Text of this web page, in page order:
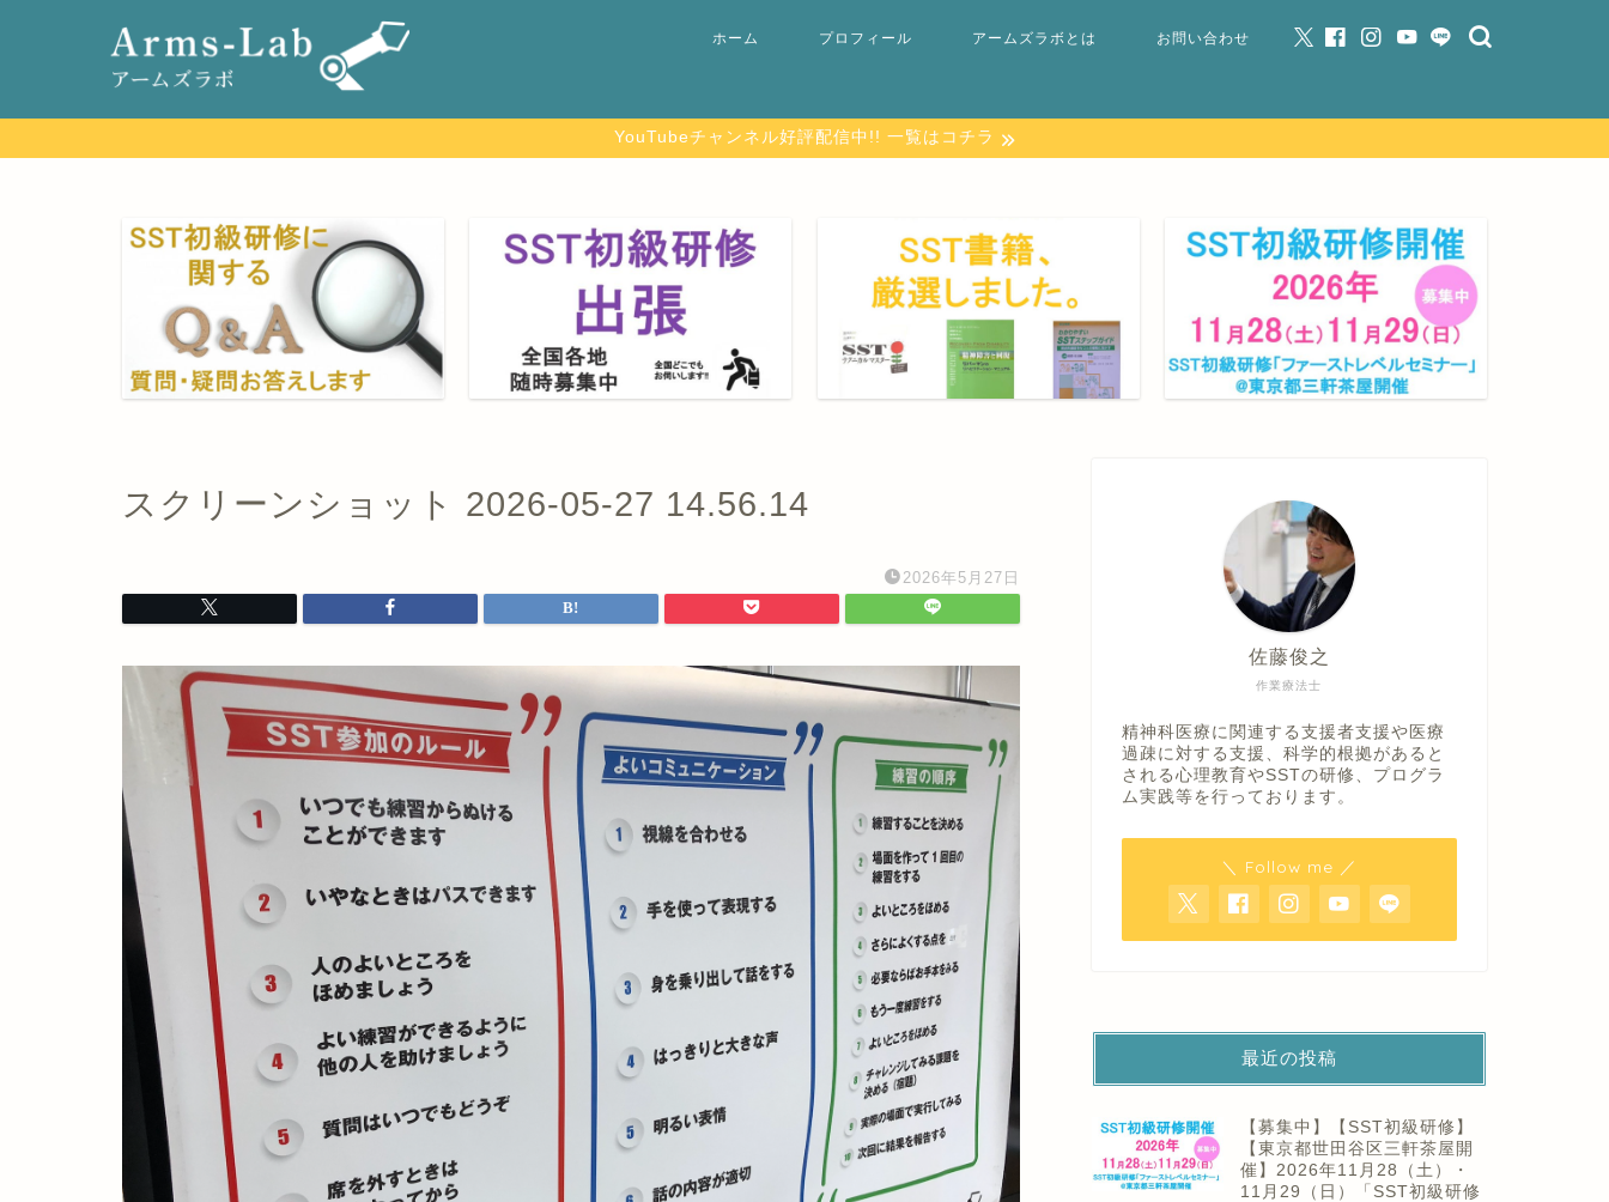
ホーム プロフィール アームズラボとは お問い合わせ
YouTubeチャンネル好評配信中!! 一覧はコチラ
スクリーンショット 2026-05-27 14.56.14
2026年5月27日
作業療法士
佐藤俊之
精神科医療に関連する支援者支援や医療
過疎に対する支援、科学的根拠があると
される心理教育やSSTの研修、プログラ
ム実践等を行っております。
＼ Follow me ／
最近の投稿
【募集中】【SST初級研修】
【東京都世田谷区三軒茶屋開
催】2026年11月28（土）・
11月29（日）「SST初級研修